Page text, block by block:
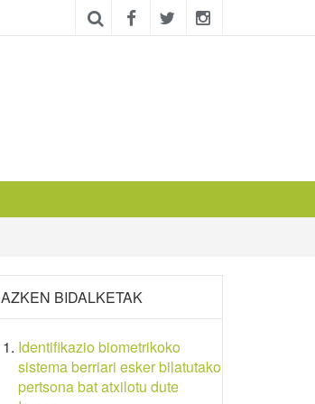
AZKEN BIDALKETAK
Identifikazio biometrikoko
sistema berriari esker bilatutako
pertsona bat atxilotu dute